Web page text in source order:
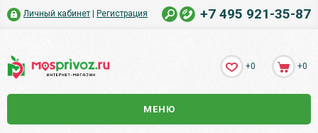
Личный кабинет Регистрация +7 495 921-35-87
+0 +0
МЕНЮ